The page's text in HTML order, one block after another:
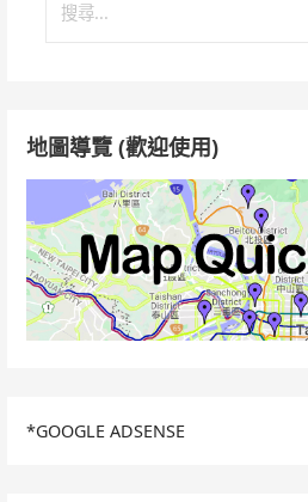
地圖導覽 (歡迎使用)
*GOOGLE ADSENSE